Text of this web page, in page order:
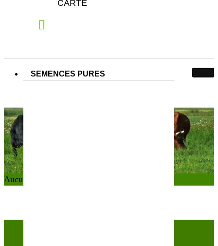
CARTE
SEMENCES PURES
Aucun produit ne correspond à votre sélection.